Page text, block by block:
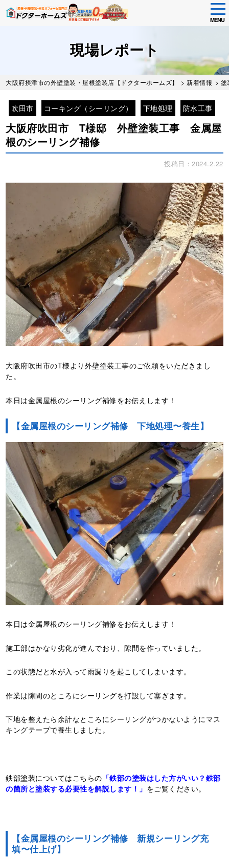
MENU
現場レポート
大阪府摂津市の外壁塗装・屋根塗装店【ドクターホームズ】 >新着情報 > 塗
吹田市 コーキング（シーリング） 下地処理 防水工事
大阪府吹田市 T様邸 外壁塗装工事 金属屋
根のシーリング補修
投稿日：2024.2.22
大阪府吹田市のT様より外壁塗装工事のご依頼をいただきまし
た。
本日は金属屋根のシーリング補修をお伝えします！
【金属屋根のシーリング補修 下地処理〜養生】
本日は金属屋根のシーリング補修をお伝えします！
施工部はかなり劣化が進んでおり、隙間を作っていました。
この状態だと水が入って雨漏りを起こしてしまいます。
作業は隙間のところにシーリングを打設して塞ぎます。
下地を整えたら余計なところにシーリングがつかないようにマス
キングテープで養生しました。
鉄部塗装についてはこちらの 「鉄部の塗装はした方がいい？鉄部
の箇所と塗装する必要性を解説します！」 をご覧ください。
【金属屋根のシーリング補修 新規シーリング充
填〜仕上げ】